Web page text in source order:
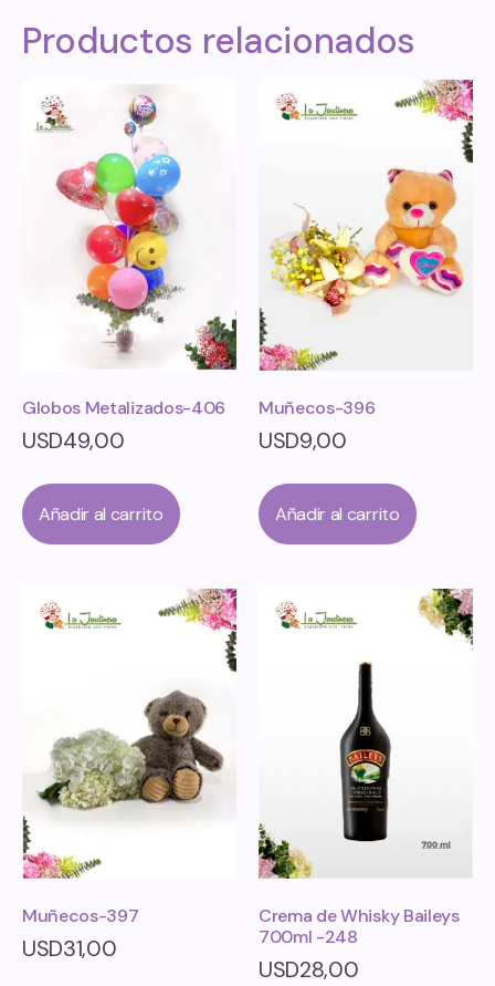
Productos relacionados
Globos Metalizados-406
USD49,00
Añadir al carrito
Muñecos-396
USD9,00
Añadir al carrito
Muñecos-397
USD31,00
Crema de Whisky Baileys
700ml -248
USD28,00